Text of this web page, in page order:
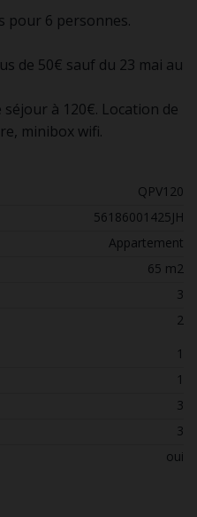
pour 6 personnes.
de 50€ sauf du 23 mai au
à 120€. Location de
minibox wifi.
QPV120
56186001425JH
Appartement
65 m2
3
2
1
1
3
3
oui